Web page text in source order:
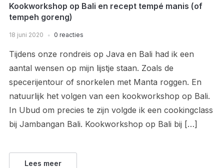
Kookworkshop op Bali en recept tempé manis (of
tempeh goreng)
18 juni 2020 0 reacties
Tijdens onze rondreis op Java en Bali had ik een
aantal wensen op mijn lijstje staan. Zoals de
specerijentour of snorkelen met Manta roggen. En
natuurlijk het volgen van een kookworkshop op Bali.
In Ubud om precies te zijn volgde ik een cookingclass
bij Jambangan Bali. Kookworkshop op Bali bij […]
Lees meer